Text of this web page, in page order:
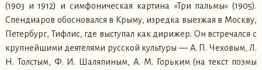
(1903 и 1912) и симфоническая картина «Три пальмы» (1905).
Спендиаров обосновался в Крыму, изредка выезжая в Москву,
Петербург, Тифлис, где выступал как дирижер. Он встречался с
крупнейшими деятелями русской культуры — А. П. Чеховым, Л.
Н. Толстым, Ф. И. Шаляпиным, А. М. Горьким (на текст поэмы